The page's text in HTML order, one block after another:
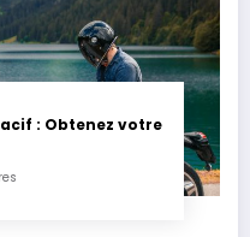
: Obtenez votre